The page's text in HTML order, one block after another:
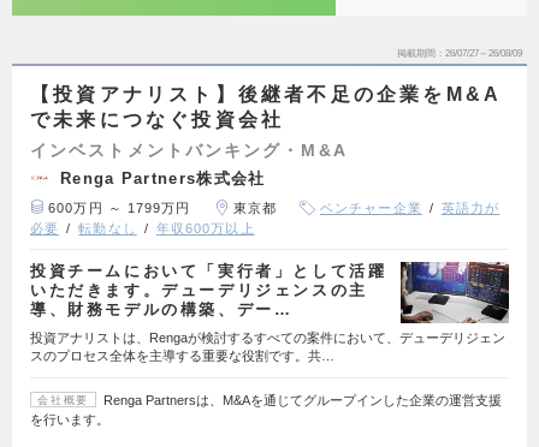
掲載期間 26/07/27～26/08/09
【投資アナリスト】後継者不足の企業をM&A
で未来につなぐ投資会社
インベストメントバンキング・M&A
Renga Partners株式会社
600万円 ～ 1799万円 東京都 ベンチャー企業
英語力が
必要
転勤なし 年収600万以上
投資チームにおいて「実行者」として活躍
いただきます。デューデリジェンスの主
導、財務モデルの構築、デー…
投資アナリストは、Rengaが検討するすべての案件において、デューデリジェン
スのプロセス全体を主導する重要な役割です。共…
会社概要
Renga Partnersは、M&Aを通じてグループインした企業の運営支援
を行います。